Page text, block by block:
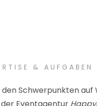
& AUFGABEN
Schwerpunkten